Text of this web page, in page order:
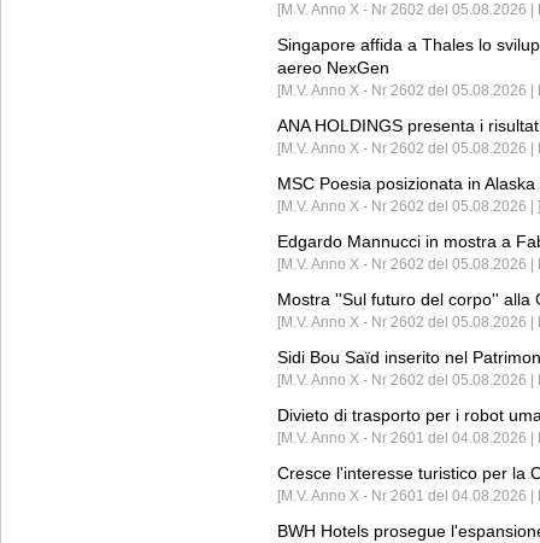
[M.V. Anno X - Nr 2602 del 05.08.2026 |
Singapore affida a Thales lo
aereo NexGen
[M.V. Anno X - Nr 2602 del 05.08.2026
ANA HOLDINGS presenta i
[M.V. Anno X - Nr 2602 del 05.08.2026
MSC Poesia posizionata in
[M.V. Anno X - Nr 2602 del 05.08.2026 | ]
Edgardo Mannucci in mostra a
[M.V. Anno X - Nr 2602 del 05.08.2026 |
Mostra ''Sul futuro del corpo'' alla
[M.V. Anno X - Nr 2602 del 05.08.2026
Sidi Bou Saïd inserito nel
[M.V. Anno X - Nr 2602 del 05.08.2026
Divieto di trasporto per i robot
[M.V. Anno X - Nr 2601 del 04.08.2026
Cresce l'interesse turistico per la
[M.V. Anno X - Nr 2601 del 04.08.2026 |
BWH Hotels prosegue